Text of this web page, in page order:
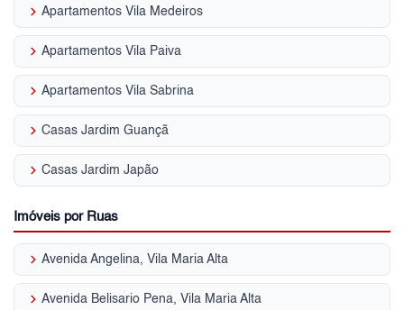
keyboard_arrow_right Apartamentos Vila Medeiros
keyboard_arrow_right Apartamentos Vila Paiva
keyboard_arrow_right Apartamentos Vila Sabrina
keyboard_arrow_right Casas Jardim Guançã
keyboard_arrow_right Casas Jardim Japão
Imóveis por Ruas
keyboard_arrow_right Avenida Angelina, Vila Maria Alta
keyboard_arrow_right Avenida Belisario Pena, Vila Maria Alta